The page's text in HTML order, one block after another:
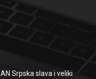
Srpska slava i veliki